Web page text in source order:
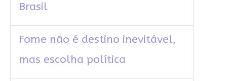
Brasil
Fome não é destino inevitável,
mas escolha política